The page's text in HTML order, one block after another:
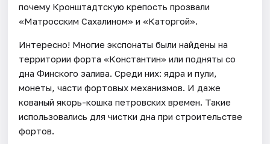
почему Кронштадтскую крепость прозвали
«Матросским Сахалином» и «Каторгой».
Интересно! Многие экспонаты были найдены на
территории форта «Константин» или подняты со
дна Финского залива. Среди них: ядра и пули,
монеты, части фортовых механизмов. И даже
кованый якорь-кошка петровских времен. Такие
использовались для чистки дна при строительстве
фортов.